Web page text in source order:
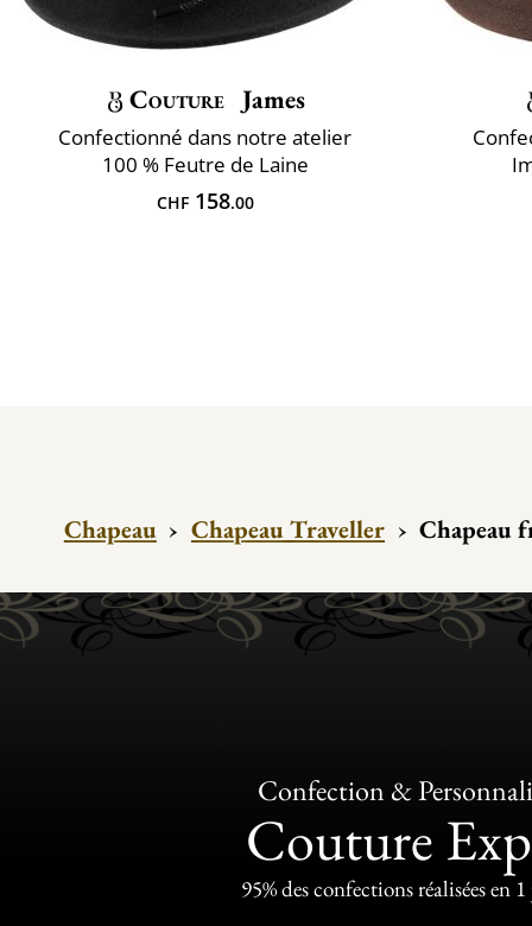
Couture James
Confectionné dans notre atelier
100 % Feutre de Laine
CHF158.00
Chapeau › Chapeau Traveller › Chapeau
Confection &
Couture
95% des confections réalisées en